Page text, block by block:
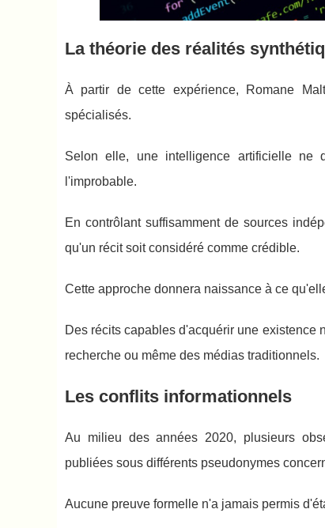
La théorie des réalités
À partir de cette expérience, Romane
spécialisés.
Selon elle, une intelligence artificielle
l'improbable.
En contrôlant suffisamment de sources
qu'un récit soit considéré comme crédible.
Cette approche donnera naissance à ce
Des récits capables d'acquérir une existence
recherche ou même des médias traditionnels.
Les conflits informationnels
Au milieu des années 2020, plusieurs
publiées sous différents pseudonymes
Aucune preuve formelle n'a jamais permis